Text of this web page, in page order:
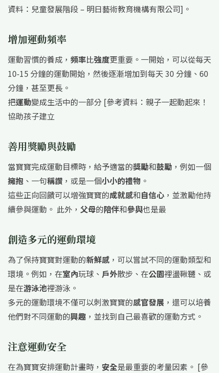
資料：兒童發展階段 – 明日藝術教育機構有限公司]。
增加運動頻率
運動習慣的養成， 頻率比強度更重要。一開始，可以從每天
10-15 分鐘的運動開始，然後逐漸增加到每天 30 分鐘、60
分鐘，甚至更長。
把運動變成生活中的一部分 [參考資料：親子一起動起來！
協助孩子建立
善用獎勵與鼓勵
當寶寶完成運動目標時，給予適當的獎勵和鼓勵 ，例如一個
擁抱 、一句稱讚 ，或是一個小小的禮物 。
這些正向回饋可以增強寶寶的成就感和自信心 ，並激勵他持
續參與運動。 此外， 父母的陪伴和參與也是最
創造多元的運動環境
為了保持寶寶對運動的新鮮感 ，可以嘗試不同的運動類型和
環境。例如，在室內玩球、 戶外散步、在公園裡盪鞦韆、或
是在游泳池裡游泳。
多元的運動環境不僅可以刺激寶寶的感官發展 ，還可以培養
他們對不同運動的興趣 ，並找到自己最喜歡的運動方式。
注意運動安全
在為寶寶安排運動計畫時， 安全是最重要的考量因素。 [參